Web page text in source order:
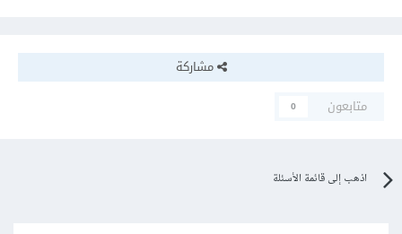
مشاركة
متابعون
0
اذهب إلى قائمة الأسئلة